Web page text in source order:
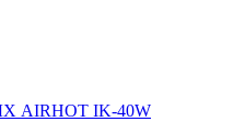
IK-40W